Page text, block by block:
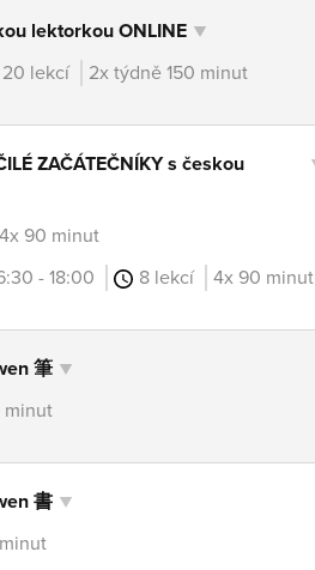
lektorkou ONLINE
20 lekcí 2x týdně 150 minut
ZAČÁTEČNÍKY s českou
4x 90 minut
- 18:00 8 lekcí 4x 90 minut
筆
minut
書